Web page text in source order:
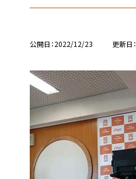
公開日 2022/12/23 更新日